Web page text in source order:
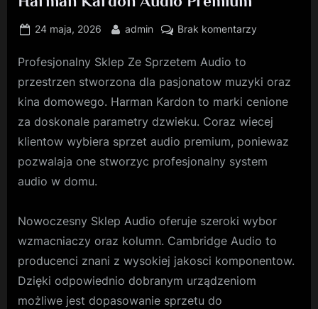
Posted
24 maja, 2026 By
admin Brak komentarzydo
Audio
Profesjonalny Sklep Ze Sprzetem Audio to
przestrzen stworzona dla pasjonatow muzyki oraz
kina domowego. Harman Kardon to marki cenione
za doskonale parametry dzwieku. Coraz wiecej
klientow wybiera sprzet audio premium, poniewaz
pozwalaja one stworzyc profesjonalny system
audio w domu.
Nowoczesny Sklep Audio oferuje szeroki wybor
wzmacniaczy oraz kolumn. Cambridge Audio to
producenci znani z wysokiej jakosci komponentow.
Dzięki odpowiednio dobranym urządzeniom
możliwe jest dopasowanie sprzetu do